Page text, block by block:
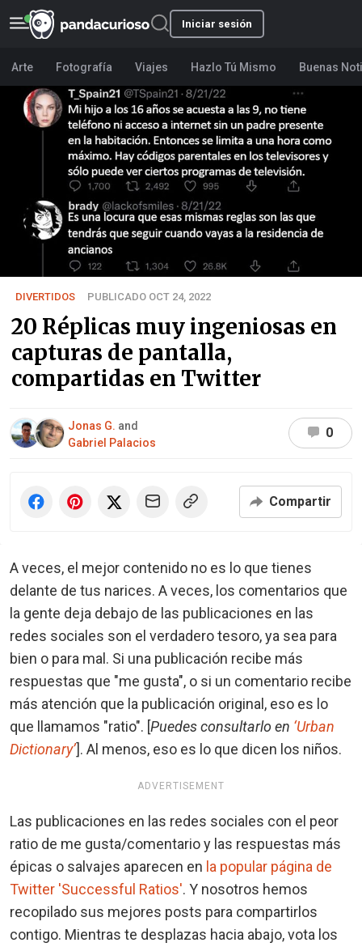
Iniciar sesión
Arte Fotografía Viajes Hazlo Tú Mismo Buenas
DIVERTIDOS PUBLICADO OCT 24, 2022
20 Réplicas muy ingeniosas en
capturas de pantalla,
compartidas en Twitter
Jonas G. and
Gabriel Palacios
0
Compartir
A veces, el mejor contenido no es lo que tienes
delante de tus narices. A veces, los comentarios que
la gente deja debajo de las publicaciones en las
redes sociales son el verdadero tesoro, ya sea para
bien o para mal. Si una publicación recibe más
respuestas que "me gusta", o si un comentario recibe
más atención que la publicación original, eso es lo
que llamamos "ratio". [Puedes consultarlo en ‘Urban
Dictionary’]. Al menos, eso es lo que dicen los niños.
ADVERTISEMENT
Las publicaciones en las redes sociales con el peor
ratio de me gusta/comentario y las respuestas más
épicas o salvajes aparecen en la popular página de
Twitter 'Successful Ratios'. Y nosotros hemos
recopilado sus mejores posts para compartirlos
contigo. Mientras te desplazas hacia abajo, vota los